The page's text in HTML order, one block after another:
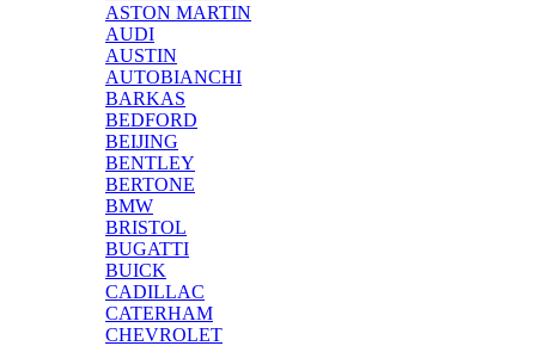
ASTON MARTIN
AUDI
AUSTIN
AUTOBIANCHI
BARKAS
BEDFORD
BEIJING
BENTLEY
BERTONE
BMW
BRISTOL
BUGATTI
BUICK
CADILLAC
CATERHAM
CHEVROLET